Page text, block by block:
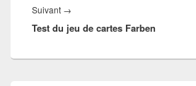
Suivant →
suivant :
Test du jeu de cartes Farben